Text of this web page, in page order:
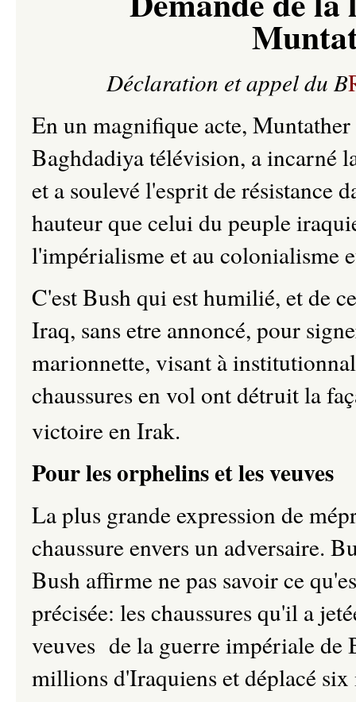
Déclaration et appel du B
En un magnifique acte,
Baghdadiya télévision, a incarné
et a soulevé l'esprit de résistance
hauteur que celui du peuple
l'impérialisme et au
C'est Bush qui est humilié, et de
Iraq, sans etre annoncé, pour
marionnette, visant à
chaussures en vol ont détruit la
victoire en Irak.
Pour les orphelins et les veuves
La plus grande expression de
chaussure envers un adversaire.
Bush affirme ne pas savoir ce
précisée: les chaussures qu'il a
veuves de la guerre impériale de
millions d'Iraquiens et déplacé